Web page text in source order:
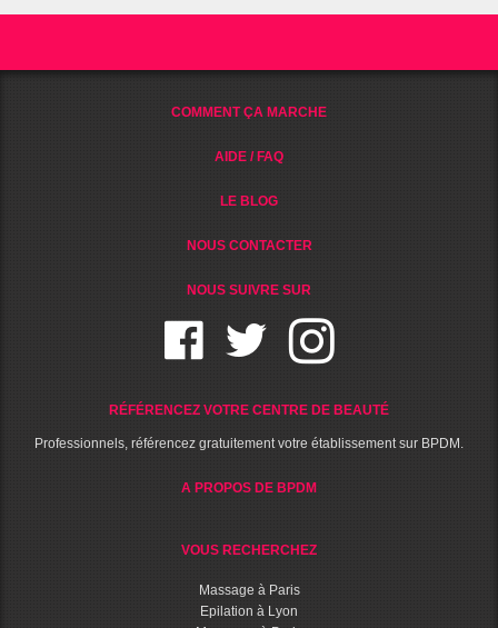
COMMENT ÇA MARCHE
AIDE / FAQ
LE BLOG
NOUS CONTACTER
NOUS SUIVRE SUR
RÉFÉRENCEZ VOTRE CENTRE DE BEAUTÉ
Professionnels, référencez gratuitement votre établissement sur BPDM.
A PROPOS DE BPDM
VOUS RECHERCHEZ
Massage à Paris
Epilation à Lyon